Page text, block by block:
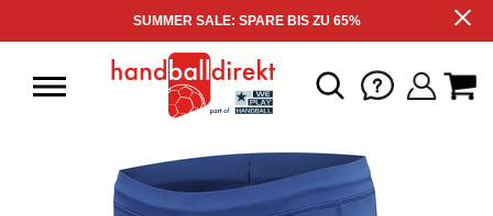
SUMMER SALE: SPARE BIS ZU 65%